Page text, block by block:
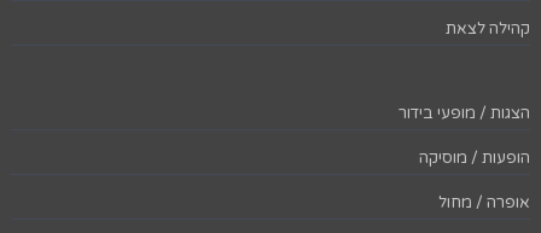
קהילה לצאת
הצגות / מופעי בידור
הופעות / מוסיקה
אופרה / מחול